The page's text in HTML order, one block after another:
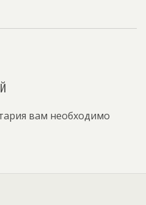
вам необходимо